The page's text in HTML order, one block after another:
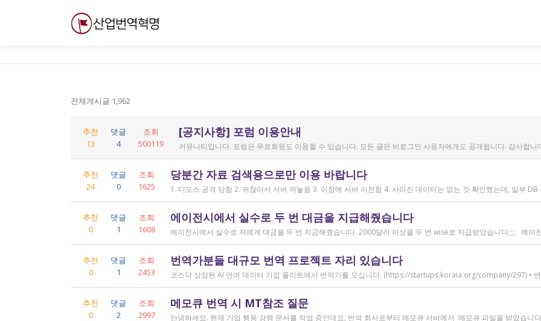
전체게시글 1,962
추천
13
댓글
4
조회
500119
[공지사항] 포럼 이용안내
커뮤니티입니다. 포럼은 무료회원도 이용할 수 있습니다. 모든 글은 비로그인 사용자에게도 공개됩니다. 감사합니
추천
24
댓글
0
조회
1625
당분간 자료 검색용으로만 이용 바랍니다
추천
0
댓글
1
조회
1608
에이전시에서 실수로 두 번 대금을 지급해줬습니다
추천
0
댓글
1
조회
2453
번역가분들 대규모 번역 프로젝트 자리 있습니다
추천
0
댓글
2
조회
2997
메모큐 번역 시 MT참조 질문